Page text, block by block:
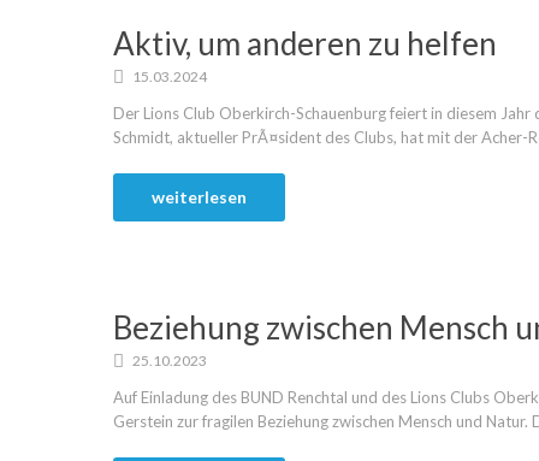
Aktiv, um anderen zu helfen
15.03.2024
Der Lions Club Oberkirch-Schauenburg feiert in diesem
Schmidt, aktueller PrÃ¤sident des Clubs, hat mit der Acher-
weiterlesen
Beziehung zwischen Mensch
25.10.2023
Auf Einladung des BUND Renchtal und des Lions Clubs
Gerstein zur fragilen Beziehung zwischen Mensch und